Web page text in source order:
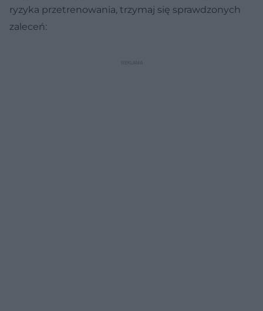
ryzyka przetrenowania, trzymaj się sprawdzonych
zaleceń: